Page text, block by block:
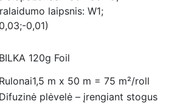
laipsnis: W1;
0,01)
BILKA 120g Foil
Rulonai1,5 m x 50 m = 75 m²/roll
Difuzinė plėvelė – įrengiant stogus